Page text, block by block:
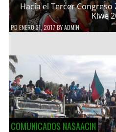
Hacía el Tercer Congreso
Kiwe
PDENERO 31, 2017 BYADMIN
COMUNICADOS NASAACIN